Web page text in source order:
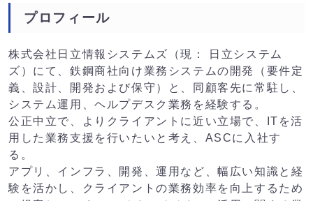
プロフィール
株式会社日立情報システムズ（現： 日立システム
ズ）にて、鉄鋼商社向け業務システムの開発（要件定
義、設計、開発および保守）と、同顧客先に常駐し、
システム運用、ヘルプデスク業務を経験する。
公正中立で、よりクライアントに近い立場で、ITを活
用した業務支援を行いたいと考え、ASCに入社す
る。
アプリ、インフラ、開発、運用など、幅広い知識と経
験を活かし、クライアントの業務効率を向上するため